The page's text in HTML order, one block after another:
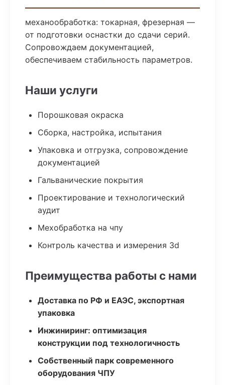
механообработка: токарная, фрезерная —
от подготовки оснастки до сдачи серий.
Сопровождаем документацией,
обеспечиваем стабильность параметров.
Наши услуги
Порошковая окраска
Сборка, настройка, испытания
Упаковка и отгрузка, сопровождение
документацией
Гальванические покрытия
Проектирование и технологический
аудит
Мехобработка на чпу
Контроль качества и измерения 3d
Преимущества работы с нами
Доставка по РФ и ЕАЭС, экспортная
упаковка
Инжиниринг: оптимизация
конструкции под технологичность
Собственный парк современного
оборудования ЧПУ